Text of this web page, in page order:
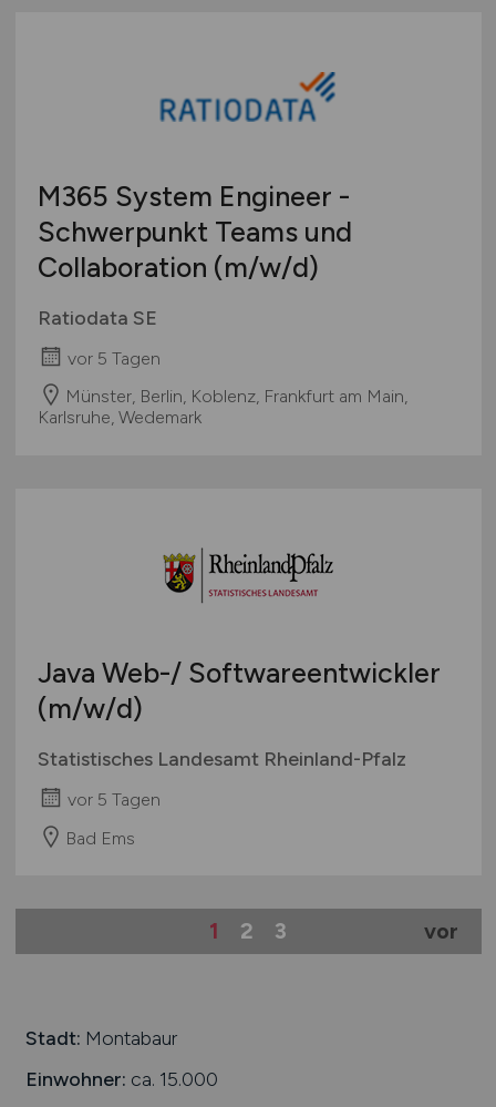
M365 System Engineer -
Schwerpunkt Teams und
Collaboration (m/w/d)
Ratiodata SE
vor 5 Tagen
Münster, Berlin, Koblenz, Frankfurt am Main,
Karlsruhe, Wedemark
Java Web-/ Softwareentwickler
(m/w/d)
Statistisches Landesamt Rheinland-Pfalz
vor 5 Tagen
Bad Ems
1 2 3 vor
Stadt: Montabaur
Einwohner: ca. 15.000